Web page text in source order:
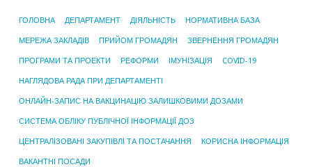
ГОЛОВНА ДЕПАРТАМЕНТ ДІЯЛЬНІСТЬ НОРМАТИВНА БАЗА
МЕРЕЖА ЗАКЛАДІВ ПРИЙОМ ГРОМАДЯН ЗВЕРНЕННЯ ГРОМАДЯН
ПРОГРАМИ ТА ПРОЕКТИ РЕФОРМИ ІМУНІЗАЦІЯ COVID-19
НАГЛЯДОВА РАДА ПРИ ДЕПАРТАМЕНТІ
ОНЛАЙН-ЗАПИС НА ВАКЦИНАЦІЮ ЗАЛИШКОВИМИ ДОЗАМИ
СИСТЕМА ОБЛІКУ ПУБЛІЧНОЇ ІНФОРМАЦІЇ ДОЗ
ЦЕНТРАЛІЗОВАНІ ЗАКУПІВЛІ ТА ПОСТАЧАННЯ КОРИСНА ІНФОРМАЦІЯ
ВАКАНТНІ ПОСАДИ